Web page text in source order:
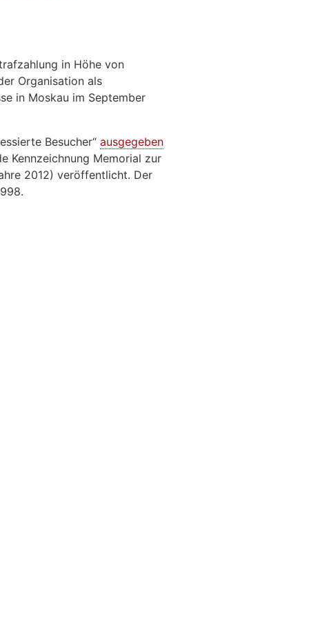
in Höhe von
Organisation als
in Moskau im September
Besucher“ ausgegeben
Kennzeichnung Memorial zur
2012) veröffentlicht. Der